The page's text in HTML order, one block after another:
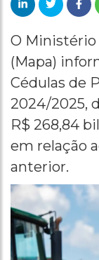
O Ministério
(Mapa)
Cédulas de
2024/2025,
R$ 268,84
em relação
anterior.